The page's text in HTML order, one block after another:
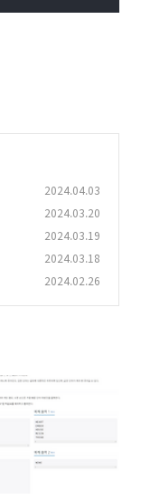
2024.04.03
2024.03.20
2024.03.19
2024.03.18
2024.02.26